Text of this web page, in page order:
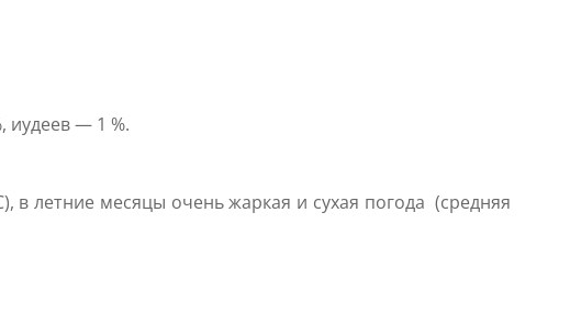
иудеев — 1 %.
в летние месяцы очень жаркая и сухая погода (средняя